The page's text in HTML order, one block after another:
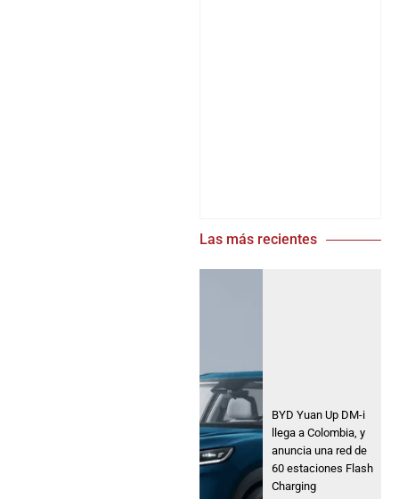
Las más recientes
BYD Yuan Up DM-i
llega a Colombia, y
anuncia una red de
60 estaciones Flash
Charging